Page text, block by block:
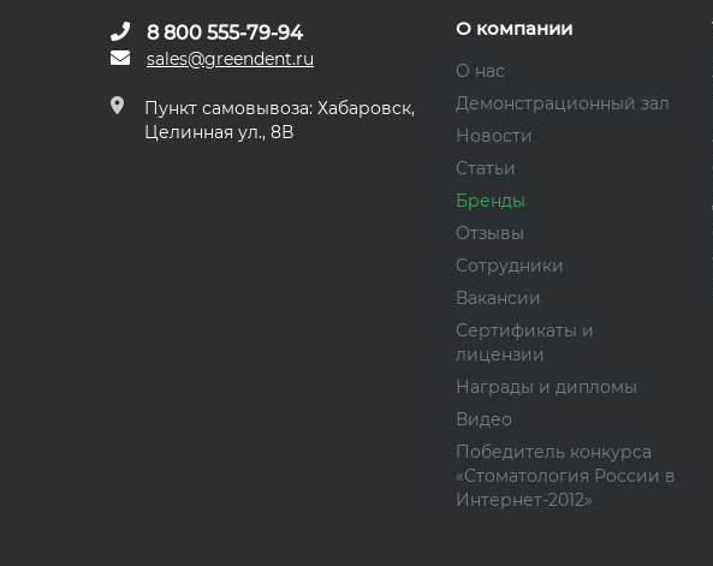
8 800 555-79-94
sales@greendent.ru
Пункт самовывоза: Хабаровск,
Целинная ул., 8В
О компании
О нас
Демонстрационный зал
Новости
Статьи
Бренды
Отзывы
Сотрудники
Вакансии
Сертификаты и
лицензии
Награды и дипломы
Видео
Победитель конкурса
«Стоматология России в
Интернет-2012»